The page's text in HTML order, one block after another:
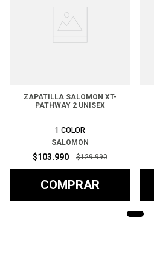
ZAPATILLA SALOMON XT-
PATHWAY 2 UNISEX
1 COLOR
SALOMON
$103.990 $129.990
COMPRAR